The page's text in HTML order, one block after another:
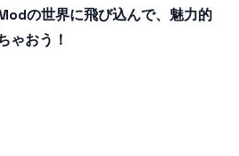
の世界に飛び込んで、魅力的
ゃおう！